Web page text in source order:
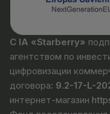
С IA «Starberry»
агентством по
цифровизации
договора: 9.2-17-L-
интернет-магазин